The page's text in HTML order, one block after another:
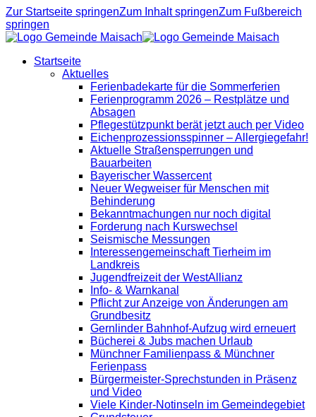
Zur Startseite springenZum Inhalt springenZum Fußbereich
springen
Startseite
Aktuelles
Ferienbadekarte für die Sommerferien
Ferienprogramm 2026 – Restplätze und
Absagen
Pflegestützpunkt berät jetzt auch per Video
Eichenprozessionsspinner – Allergiegefahr!
Aktuelle Straßensperrungen und
Bauarbeiten
Bayerischer Wassercent
Neuer Wegweiser für Menschen mit
Behinderung
Bekanntmachungen nur noch digital
Forderung nach Kurswechsel
Seismische Messungen
Interessengemeinschaft Tierheim im
Landkreis
Jugendfreizeit der WestAllianz
Info- & Warnkanal
Pflicht zur Anzeige von Änderungen am
Grundbesitz
Gernlinder Bahnhof-Aufzug wird erneuert
Bücherei & Jubs machen Urlaub
Münchner Familienpass & Münchner
Ferienpass
Bürgermeister-Sprechstunden in Präsenz
und Video
Viele Kinder-Notinseln im Gemeindegebiet